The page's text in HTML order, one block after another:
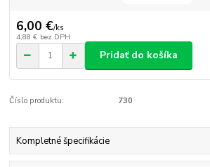
6,00 €/ks
4,88 € bez DPH
Pridať do košíka
Číslo produktu: 730
Kompletné špecifikácie